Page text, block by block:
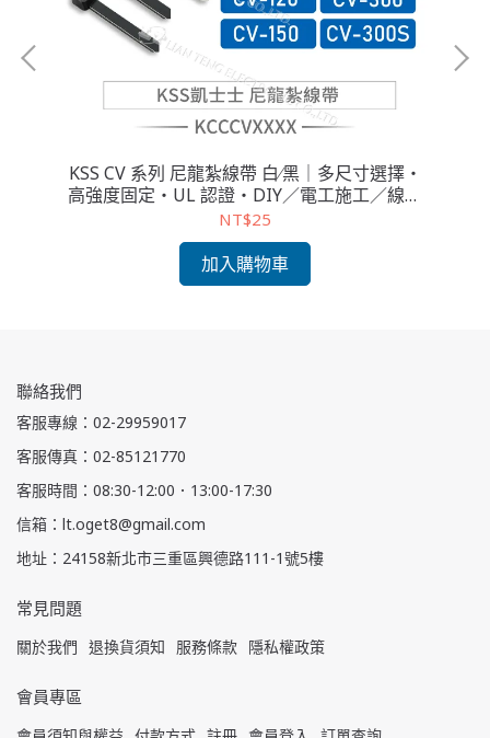
KSS CV 系列 尼龍紮線帶 白∕黑｜多尺寸選擇・
高強度固定・UL 認證・DIY／電工施工／線材
整理專用（100 入）
NT$25
加入購物車
聯絡我們
客服專線：02-29959017
客服傳真：02-85121770
客服時間：08:30-12:00．13:00-17:30
信箱：lt.oget8@gmail.com
地址：24158新北市三重區興德路111-1號5樓
常見問題
關於我們 退換貨須知 服務條款 隱私權政策
會員專區